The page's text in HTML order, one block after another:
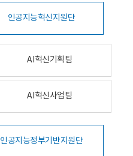
인공지능혁신지원단
AI혁신기획팀
AI혁신사업팀
인공지능정부기반지원단